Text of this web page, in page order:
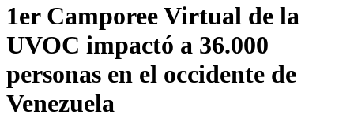
1er Camporee Virtual de la
UVOC impactó a 36.000
personas en el occidente de
Venezuela